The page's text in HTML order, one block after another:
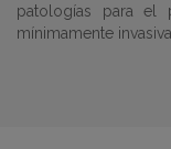
patologías para el
mínimamente invasiva.